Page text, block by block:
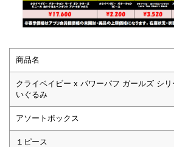
商品名
クライベイビー x パワーパフ ガールズ シリ
いぐるみ
アソートボックス
１ピース